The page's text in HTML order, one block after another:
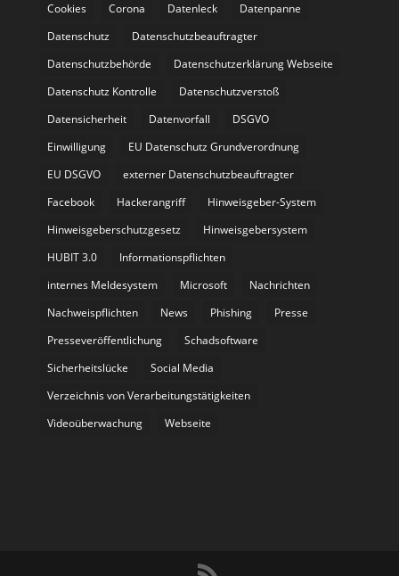
Cookies
Corona Datenleck
Datenpanne
Datenschutz
Datenschutzbeauftragter
Datenschutzbehörde
Datenschutzerklärung Webseite
Datenschutz Kontrolle
Datenschutzverstoß
Datensicherheit
Datenvorfall
DSGVO
Einwilligung
EU Datenschutz Grundverordnung
EU DSGVO
externer Datenschutzbeauftragter
Facebook
Hackerangriff
Hinweisgeber-System
Hinweisgeberschutzgesetz
Hinweisgebersystem
HUBIT 3.0
Informationspflichten
internes Meldesystem
Microsoft
Nachrichten
Nachweispflichten
News Phishing
Presse
Presseveröffentlichung
Schadsoftware
Sicherheitslücke
Social Media
Verzeichnis von Verarbeitungstätigkeiten
Videoüberwachung
Webseite